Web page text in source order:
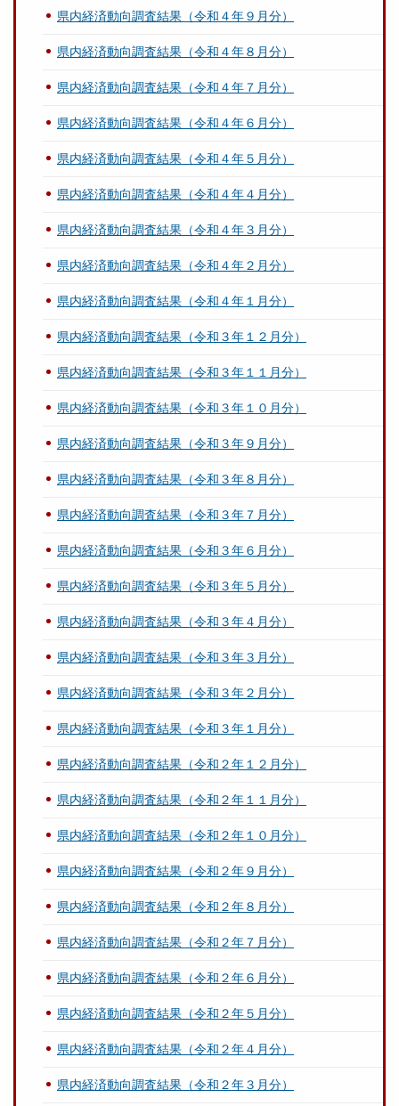
県内経済動向調査結果（令和４年９月分）
県内経済動向調査結果（令和４年８月分）
県内経済動向調査結果（令和４年７月分）
県内経済動向調査結果（令和４年６月分）
県内経済動向調査結果（令和４年５月分）
県内経済動向調査結果（令和４年４月分）
県内経済動向調査結果（令和４年３月分）
県内経済動向調査結果（令和４年２月分）
県内経済動向調査結果（令和４年１月分）
県内経済動向調査結果（令和３年１２月分）
県内経済動向調査結果（令和３年１１月分）
県内経済動向調査結果（令和３年１０月分）
県内経済動向調査結果（令和３年９月分）
県内経済動向調査結果（令和３年８月分）
県内経済動向調査結果（令和３年７月分）
県内経済動向調査結果（令和３年６月分）
県内経済動向調査結果（令和３年５月分）
県内経済動向調査結果（令和３年４月分）
県内経済動向調査結果（令和３年３月分）
県内経済動向調査結果（令和３年２月分）
県内経済動向調査結果（令和３年１月分）
県内経済動向調査結果（令和２年１２月分）
県内経済動向調査結果（令和２年１１月分）
県内経済動向調査結果（令和２年１０月分）
県内経済動向調査結果（令和２年９月分）
県内経済動向調査結果（令和２年８月分）
県内経済動向調査結果（令和２年７月分）
県内経済動向調査結果（令和２年６月分）
県内経済動向調査結果（令和２年５月分）
県内経済動向調査結果（令和２年４月分）
県内経済動向調査結果（令和２年３月分）